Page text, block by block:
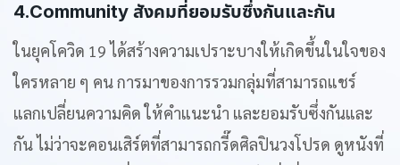
4.Community สังคมที่ยอมรับซึ่งกันและกัน
ในยุคโควิด 19 ได้สร้างความเปราะบางให้เกิดขึ้นในใจของ
ใครหลาย ๆ คน การมาของการรวมกลุ่มที่สามารถแชร์
แลกเปลี่ยนความคิด ให้คำแนะนำ และยอมรับซึ่งกันและ
กัน ไม่ว่าจะคอนเสิร์ตที่สามารถกรี๊ดศิลปินวงโปรด ดูหนังที่